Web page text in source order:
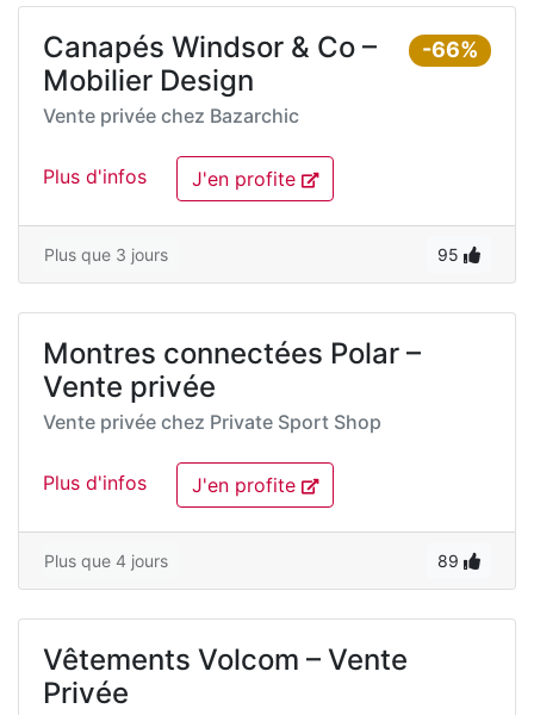
-66%
Canapés Windsor & Co –
Mobilier Design
Vente privée chez Bazarchic
Plus d'infos J'en profite
Plus que 3 jours 95
Montres connectées Polar –
Vente privée
Vente privée chez Private Sport Shop
Plus d'infos J'en profite
Plus que 4 jours 89
Vêtements Volcom – Vente
Privée